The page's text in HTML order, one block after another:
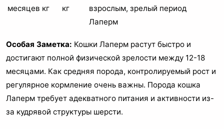
месяцев кг
кг
взрослым, зрелый период
Лаперм
Особая Заметка: Кошки Лаперм растут быстро и
достигают полной физической зрелости между 12-18
месяцами. Как средняя порода, контролируемый рост и
регулярное кормление очень важны. Порода кошка
Лаперм требует адекватного питания и активности из-
за кудрявой структуры шерсти.